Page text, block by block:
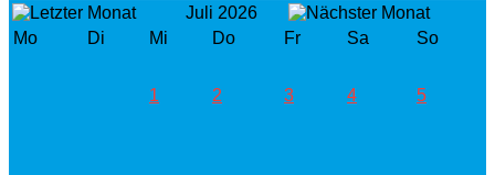
Juli 2026
Mo
Di Mi Do Fr Sa So
1 2 3 4 5